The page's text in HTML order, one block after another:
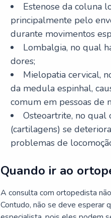
Estenose da coluna
principalmente pelo
durante movimentos
Lombalgia, no qual
dores;
Mielopatia cervical,
da medula espinhal,
comum em pessoas de
Osteoartrite, no qual
(cartilagens) se
problemas de
Quando ir ao
A consulta com ortopedista
Contudo, não se deve esperar